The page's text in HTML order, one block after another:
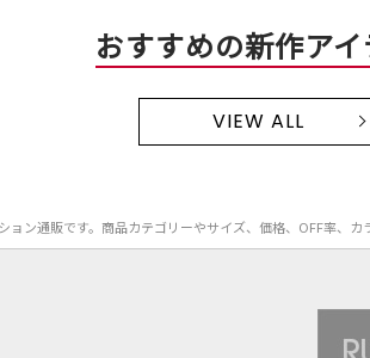
おすすめの新作ア
VIEW ALL
ン通販です。商品カテゴリーやサイズ、価格、OFF率、